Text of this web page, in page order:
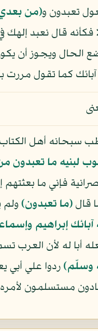
تعبدون و﴿من
فكأنه قال نعبد
الحال ويجوز أن
كما تقول
سبحانه أهل
لبنيه ما تعبدون
فإني ما
قال ﴿ما تعبدون﴾ ولم
آبائك إبراهيم
أبا له لأن العرب
وسلّم) ردوا علي أبي
مستسلمون لأمره